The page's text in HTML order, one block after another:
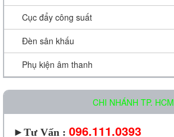
Cục đẩy công suất
Đèn sân khấu
Phụ kiện âm thanh
CHI NHÁNH TP. HCM
► Tư Vấn : 096.111.0393